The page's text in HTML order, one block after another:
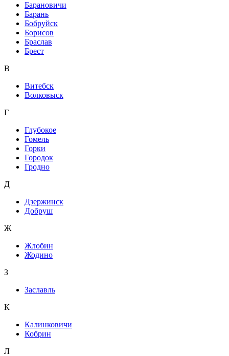
Барановичи
Барань
Бобруйск
Борисов
Браслав
Брест
В
Витебск
Волковыск
Г
Глубокое
Гомель
Горки
Городок
Гродно
Д
Дзержинск
Добруш
Ж
Жлобин
Жодино
З
Заславль
К
Калинковичи
Кобрин
Л